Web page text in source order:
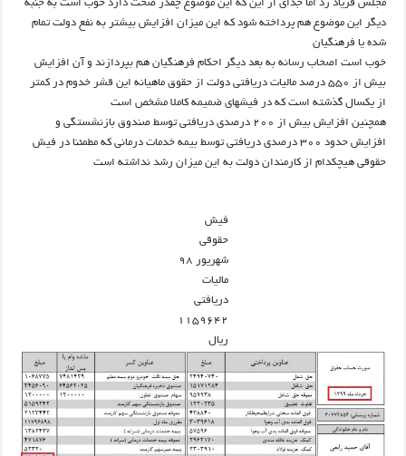
مجلس فریاد زد اما جدای از این که این موضوع چقدر صحت دارد خوب است به جنبه
دیگر این موضوع هم پرداخته شود که این میزان افزایش بیشتر به نفع دولت تمام
شده یا فرهنگیان
خوب است اصحاب رسانه به بعد دیگر احکام فرهنگیان هم بپردازند و آن افزایش
بیش از ۵۵۰ درصد مالیات دریافتی دولت از حقوق ماهیانه این قشر خدوم در کمتر
از یکسال گذشته است که در فیشهای ضمیمه کاملا مشخص است
همچنین افزایش بیش از ۲۰۰ درصدی دریافتی توسط صندوق بازنشستگی و
افزایش حدود ۳۰۰ درصدی دریافتی توسط بیمه خدمات درمانی که مطمئنا در فیش
حقوقی هیچکدام از کارمندان دولت به این میزان رشد نداشته است
فیش
حقوقی
شهریور ۹۸
مالیات
دریافتی
۱۱۵۹۶۴۲
ریال